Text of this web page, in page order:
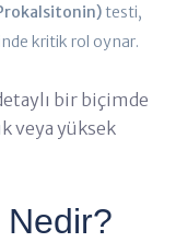
testi,
kritik rol oynar.
bir biçimde
veya yüksek
Nedir?